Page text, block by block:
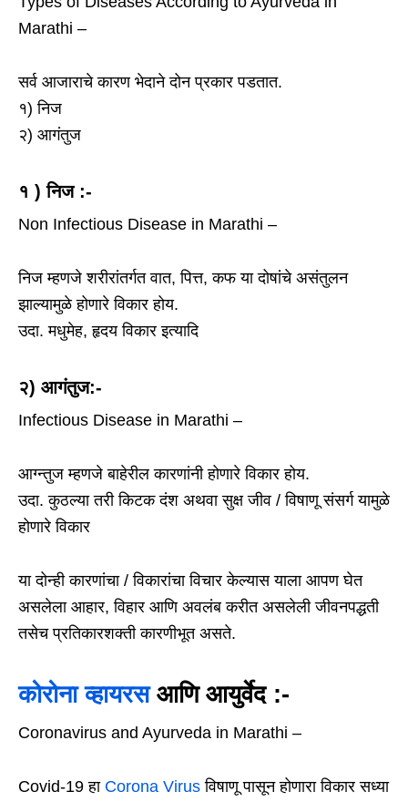
Marathi –
सर्व आजाराचे कारण भेदाने दोन प्रकार पडतात.
१) निज
२) आगंतुज
१ ) निज :-
Non Infectious Disease in Marathi –
निज म्हणजे शरीरांतर्गत वात, पित्त, कफ या दोषांचे असंतुलन
झाल्यामुळे होणारे विकार होय.
उदा. मधुमेह, हृदय विकार इत्यादि
२) आगंतुज:-
Infectious Disease in Marathi –
आग्न्तुज म्हणजे बाहेरील कारणांनी होणारे विकार होय.
उदा. कुठल्या तरी किटक दंश अथवा सुक्ष जीव / विषाणू संसर्ग यामुळे
होणारे विकार
या दोन्ही कारणांचा / विकारांचा विचार केल्यास याला आपण घेत
असलेला आहार, विहार आणि अवलंब करीत असलेली जीवनपद्धती
तसेच प्रतिकारशक्ती कारणीभूत असते.
कोरोना व्हायरसआणि आयुर्वेद :-
Coronavirus and Ayurveda in Marathi –
Covid-19 हा Corona Virus विषाणू पासून होणारा विकार सध्या